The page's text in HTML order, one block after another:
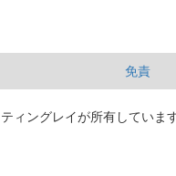
免責
ィングレイが所有しています